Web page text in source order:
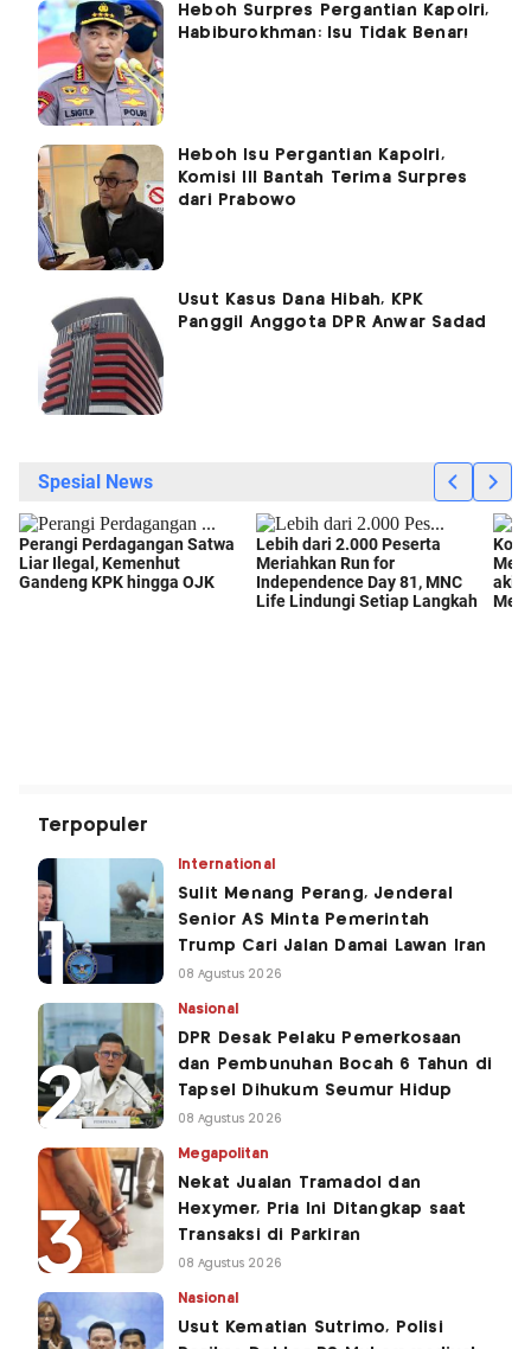
Heboh Surpres Pergantian Kapolri,
Habiburokhman: Isu Tidak Benar!
Heboh Isu Pergantian Kapolri,
Komisi III Bantah Terima Surpres
dari Prabowo
Usut Kasus Dana Hibah, KPK
Panggil Anggota DPR Anwar Sadad
Terpopuler
International
Sulit Menang Perang, Jenderal
Senior AS Minta Pemerintah
Trump Cari Jalan Damai Lawan Iran
08 Agustus 2026
Nasional
DPR Desak Pelaku Pemerkosaan
dan Pembunuhan Bocah 6 Tahun di
Tapsel Dihukum Seumur Hidup
08 Agustus 2026
Megapolitan
Nekat Jualan Tramadol dan
Hexymer, Pria Ini Ditangkap saat
Transaksi di Parkiran
08 Agustus 2026
Nasional
Usut Kematian Sutrimo, Polisi